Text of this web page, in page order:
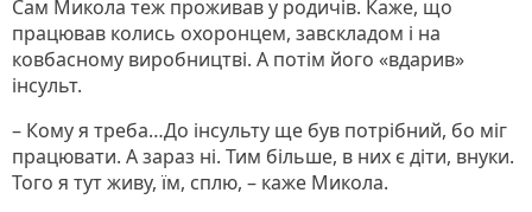
Сам Микола теж проживав у родичів. Каже, що
працював колись охоронцем, завскладом і на
ковбасному виробництві. А потім його «вдарив»
інсульт.
– Кому я треба…До інсульту ще був потрібний, бо міг
працювати. А зараз ні. Тим більше, в них є діти, внуки.
Того я тут живу, їм, сплю, – каже Микола.